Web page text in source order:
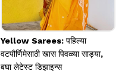
Yellow Sarees: पहिल्या
वटपौर्णिमेसाठी खास पिवळ्या साड्या,
बघा लेटेस्ट डिझाइन्स